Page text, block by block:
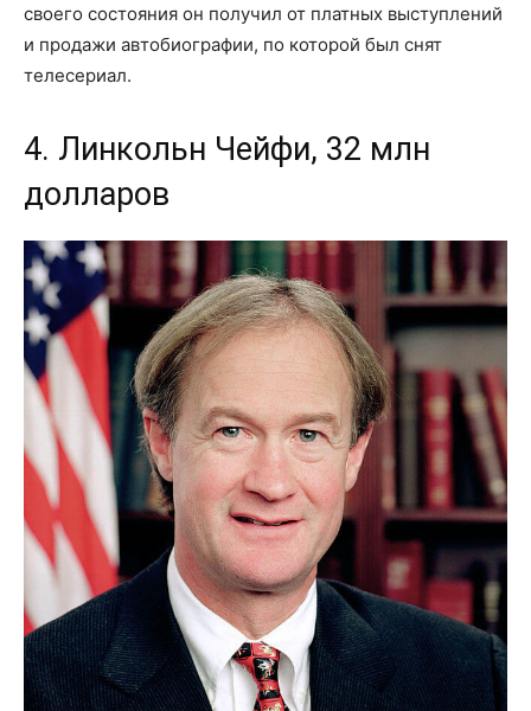
своего состояния он получил от платных выступлений
и продажи автобиографии, по которой был снят
телесериал.
4. Линкольн Чейфи, 32 млн
долларов